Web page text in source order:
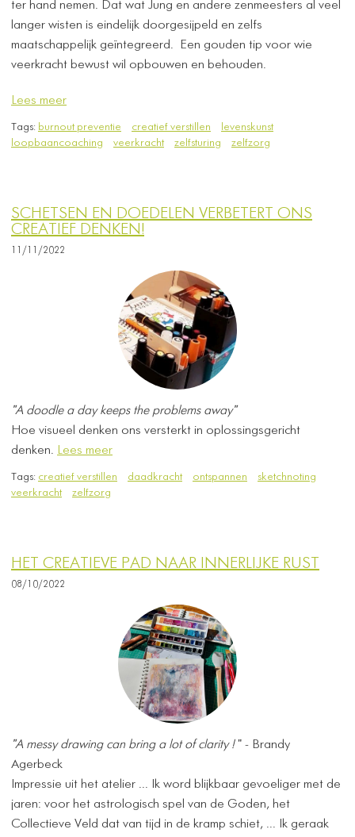
ter hand nemen. Dat wat Jung en andere zenmeesters al veel
langer wisten is eindelijk doorgesijpeld en zelfs
maatschappelijk geïntegreerd. Een gouden tip voor wie
veerkracht bewust wil opbouwen en behouden.
Lees meer
Tags: burnout preventie creatief verstillen
levenskunst
loopbaancoaching
veerkracht zelfsturing zelfzorg
SCHETSEN EN DOEDELEN VERBETERT ONS
CREATIEF DENKEN!
11/11/2022
"A doodle a day keeps the problems away"
Hoe visueel denken ons versterkt in oplossingsgericht
denken. Lees meer
Tags: creatief verstillen daadkracht ontspannen
sketchnoting
veerkracht
zelfzorg
HET CREATIEVE PAD NAAR INNERLIJKE RUST
08/10/2022
"A messy drawing can bring a lot of clarity ! " - Brandy
Agerbeck
Impressie uit het atelier ... Ik word blijkbaar gevoeliger met de
jaren: voor het astrologisch spel van de Goden, het
Collectieve Veld dat van tijd in de kramp schiet, ... Ik geraak